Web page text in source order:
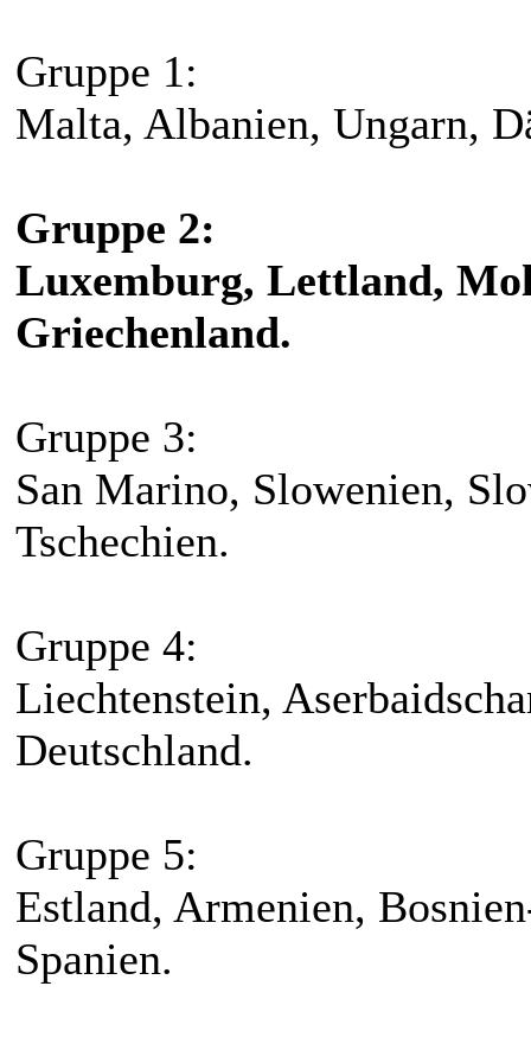
Gruppe 1:
Malta, Albanien, Ungarn,
Gruppe 2:
Luxemburg, Lettland,
Griechenland.
Gruppe 3:
San Marino, Slowenien,
Tschechien.
Gruppe 4:
Liechtenstein,
Deutschland.
Gruppe 5:
Estland, Armenien,
Spanien.